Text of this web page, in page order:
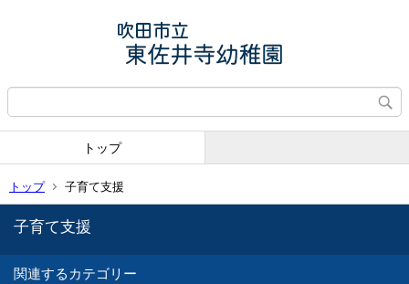
トップ
トップ 子育て支援
子育て支援
関連するカテゴリー